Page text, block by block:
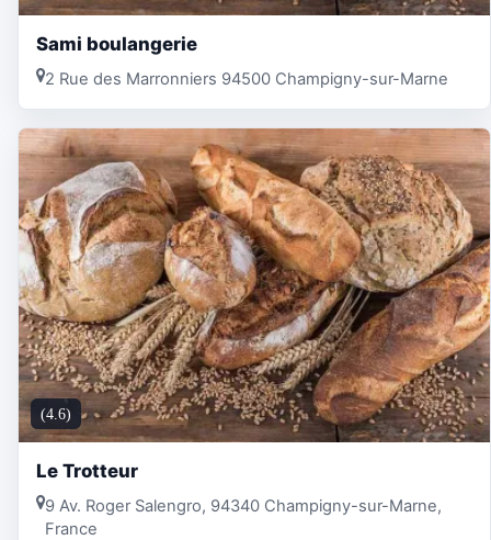
Sami boulangerie
2 Rue des Marronniers 94500 Champigny-sur-Marne
(4.6)
Le Trotteur
9 Av. Roger Salengro, 94340 Champigny-sur-Marne,
France